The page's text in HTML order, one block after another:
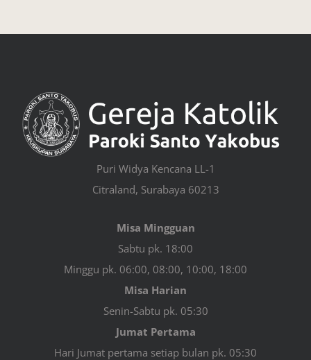
Puri Widya Kencana LL-1
Citraland, Surabaya 60213
Misa Mingguan
Sabtu pk. 18:00
Minggu pk. 06:00, 08:00, 10:00, 18:00
Misa Harian
Senin-Sabtu pk. 05:30
Jumat Pertama
Hari Jumat pertama setiap bulan pk. 05:30